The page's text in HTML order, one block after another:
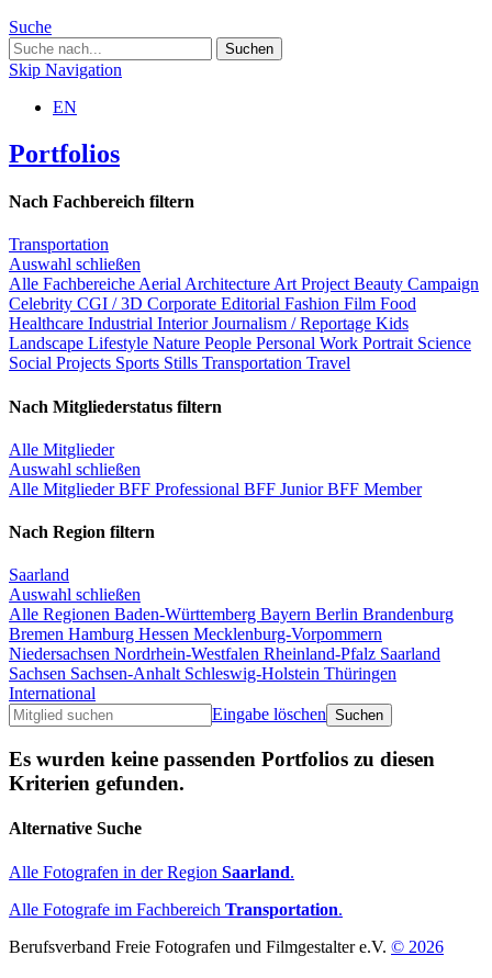
Suche
Skip Navigation
EN
Portfolios
Nach Fachbereich filtern
Transportation
Auswahl schließen
Alle Fachbereiche Aerial Architecture Art Project Beauty Campaign
Celebrity CGI / 3D Corporate Editorial Fashion Film Food
Healthcare Industrial InteriorJournalism / Reportage Kids
Landscape Lifestyle Nature People Personal Work Portrait Science
Social Projects Sports Stills Transportation Travel
Nach Mitgliederstatus filtern
Alle Mitglieder
Auswahl schließen
Alle MitgliederBFF Professional BFF JuniorBFF Member
Nach Region filtern
Saarland
Auswahl schließen
Alle Regionen Baden-Württemberg Bayern Berlin Brandenburg
Bremen Hamburg Hessen Mecklenburg-Vorpommern
Niedersachsen Nordrhein-Westfalen Rheinland-Pfalz Saarland
Sachsen Sachsen-Anhalt Schleswig-Holstein Thüringen
International
Eingabe löschen
Es wurden keine passenden Portfolios zu diesen
Kriterien gefunden.
Alternative Suche
Alle Fotografen in der Region Saarland.
Alle Fotografe im Fachbereich Transportation.
Berufsverband Freie Fotografen und Filmgestalter e.V. © 2026